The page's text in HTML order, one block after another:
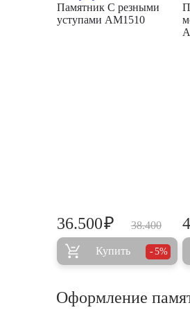
Памятник С резными
уступами AM1510
38.400
36.500₽
Купить 5%
Оформление